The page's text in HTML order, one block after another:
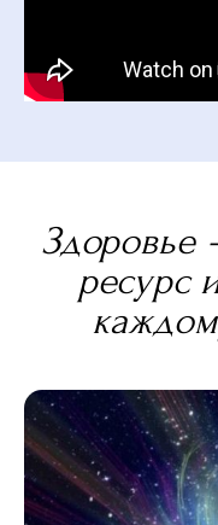
Здоровье
ресурс